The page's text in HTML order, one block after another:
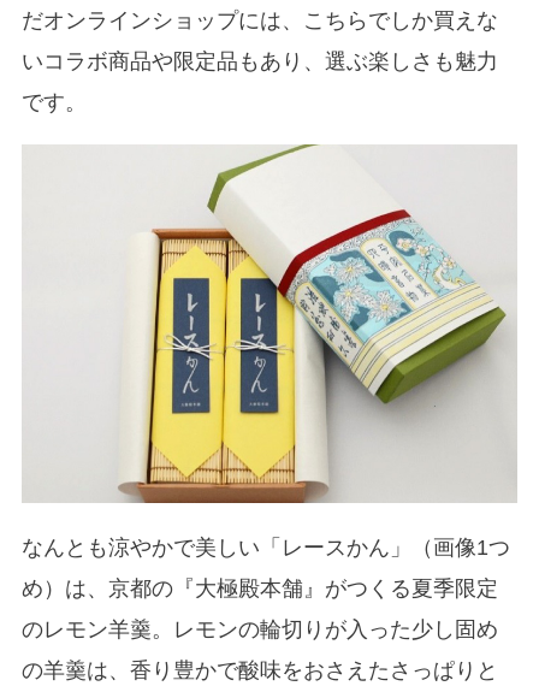
だオンラインショップには、こちらでしか買えな
いコラボ商品や限定品もあり、選ぶ楽しさも魅力
です。
なんとも涼やかで美しい「レースかん」（画像1つ
め）は、京都の『大極殿本舗』がつくる夏季限定
のレモン羊羹。レモンの輪切りが入った少し固め
の羊羹は、香り豊かで酸味をおさえたさっぱりと